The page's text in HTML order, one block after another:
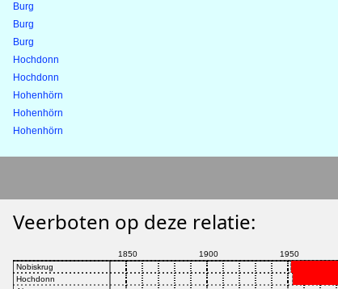
Burg
Burg
Burg
Hochdonn
Hochdonn
Hohenhörn
Hohenhörn
Hohenhörn
Veerboten op deze relatie: